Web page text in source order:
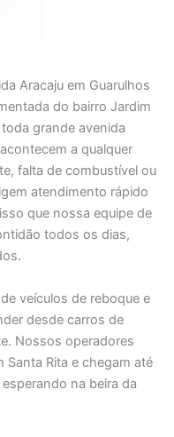
Aracaju em Guarulhos
do bairro Jardim
grande avenida
a qualquer
falta de combustível ou
atendimento rápido
que nossa equipe de
todos os dias,
veículos de reboque e
desde carros de
Nossos operadores
Rita e chegam até
na beira da